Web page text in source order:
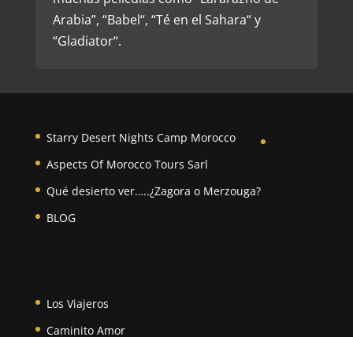
Arabia”, “Babel“, “Té en el Sahara“ y
“Gladiator“.
Starry Desert Nights Camp Morocco
Aspects Of Morocco Tours Sarl
Qué desierto ver…..¿Zagora o Merzouga?
BLOG
Los Viajeros
Caminito Amor